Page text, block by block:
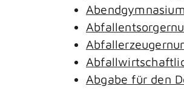
Abgabe für den